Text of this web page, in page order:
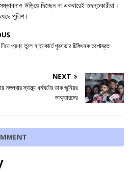
উড়িয়ে দিচ্ছেন না একবারেই তদন্তকারীরা।
পুলিশ।
প্রশ্ন তুলে হাইকোর্টে পুরসভার চিকিৎসক তপোব্রত
NEXT
স্বাস্থ্য ধর্মঘটের ডাক জুনিয়র
ডাক্তারদের